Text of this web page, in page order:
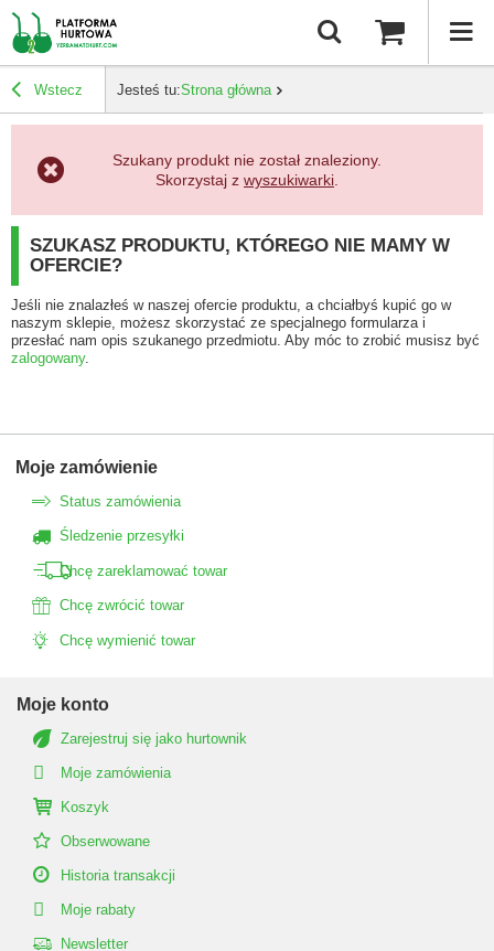
Wstecz Jesteś tu:Strona główna
Szukany produkt nie został znaleziony.
Skorzystaj z wyszukiwarki
SZUKASZ PRODUKTU, KTÓREGO NIE MAMY W
OFERCIE?
Jeśli nie znalazłeś w naszej ofercie produktu, a chciałbyś kupić go w
naszym sklepie, możesz skorzystać ze specjalnego formularza i
przesłać nam opis szukanego przedmiotu. Aby móc to zrobić musisz być
zalogowany.
Moje zamówienie
Status zamówienia
Śledzenie przesyłki
Chcę zareklamować towar
Chcę zwrócić towar
Chcę wymienić towar
Moje konto
Zarejestruj się jako hurtownik
Moje zamówienia
Koszyk
Obserwowane
Historia transakcji
Moje rabaty
Newsletter